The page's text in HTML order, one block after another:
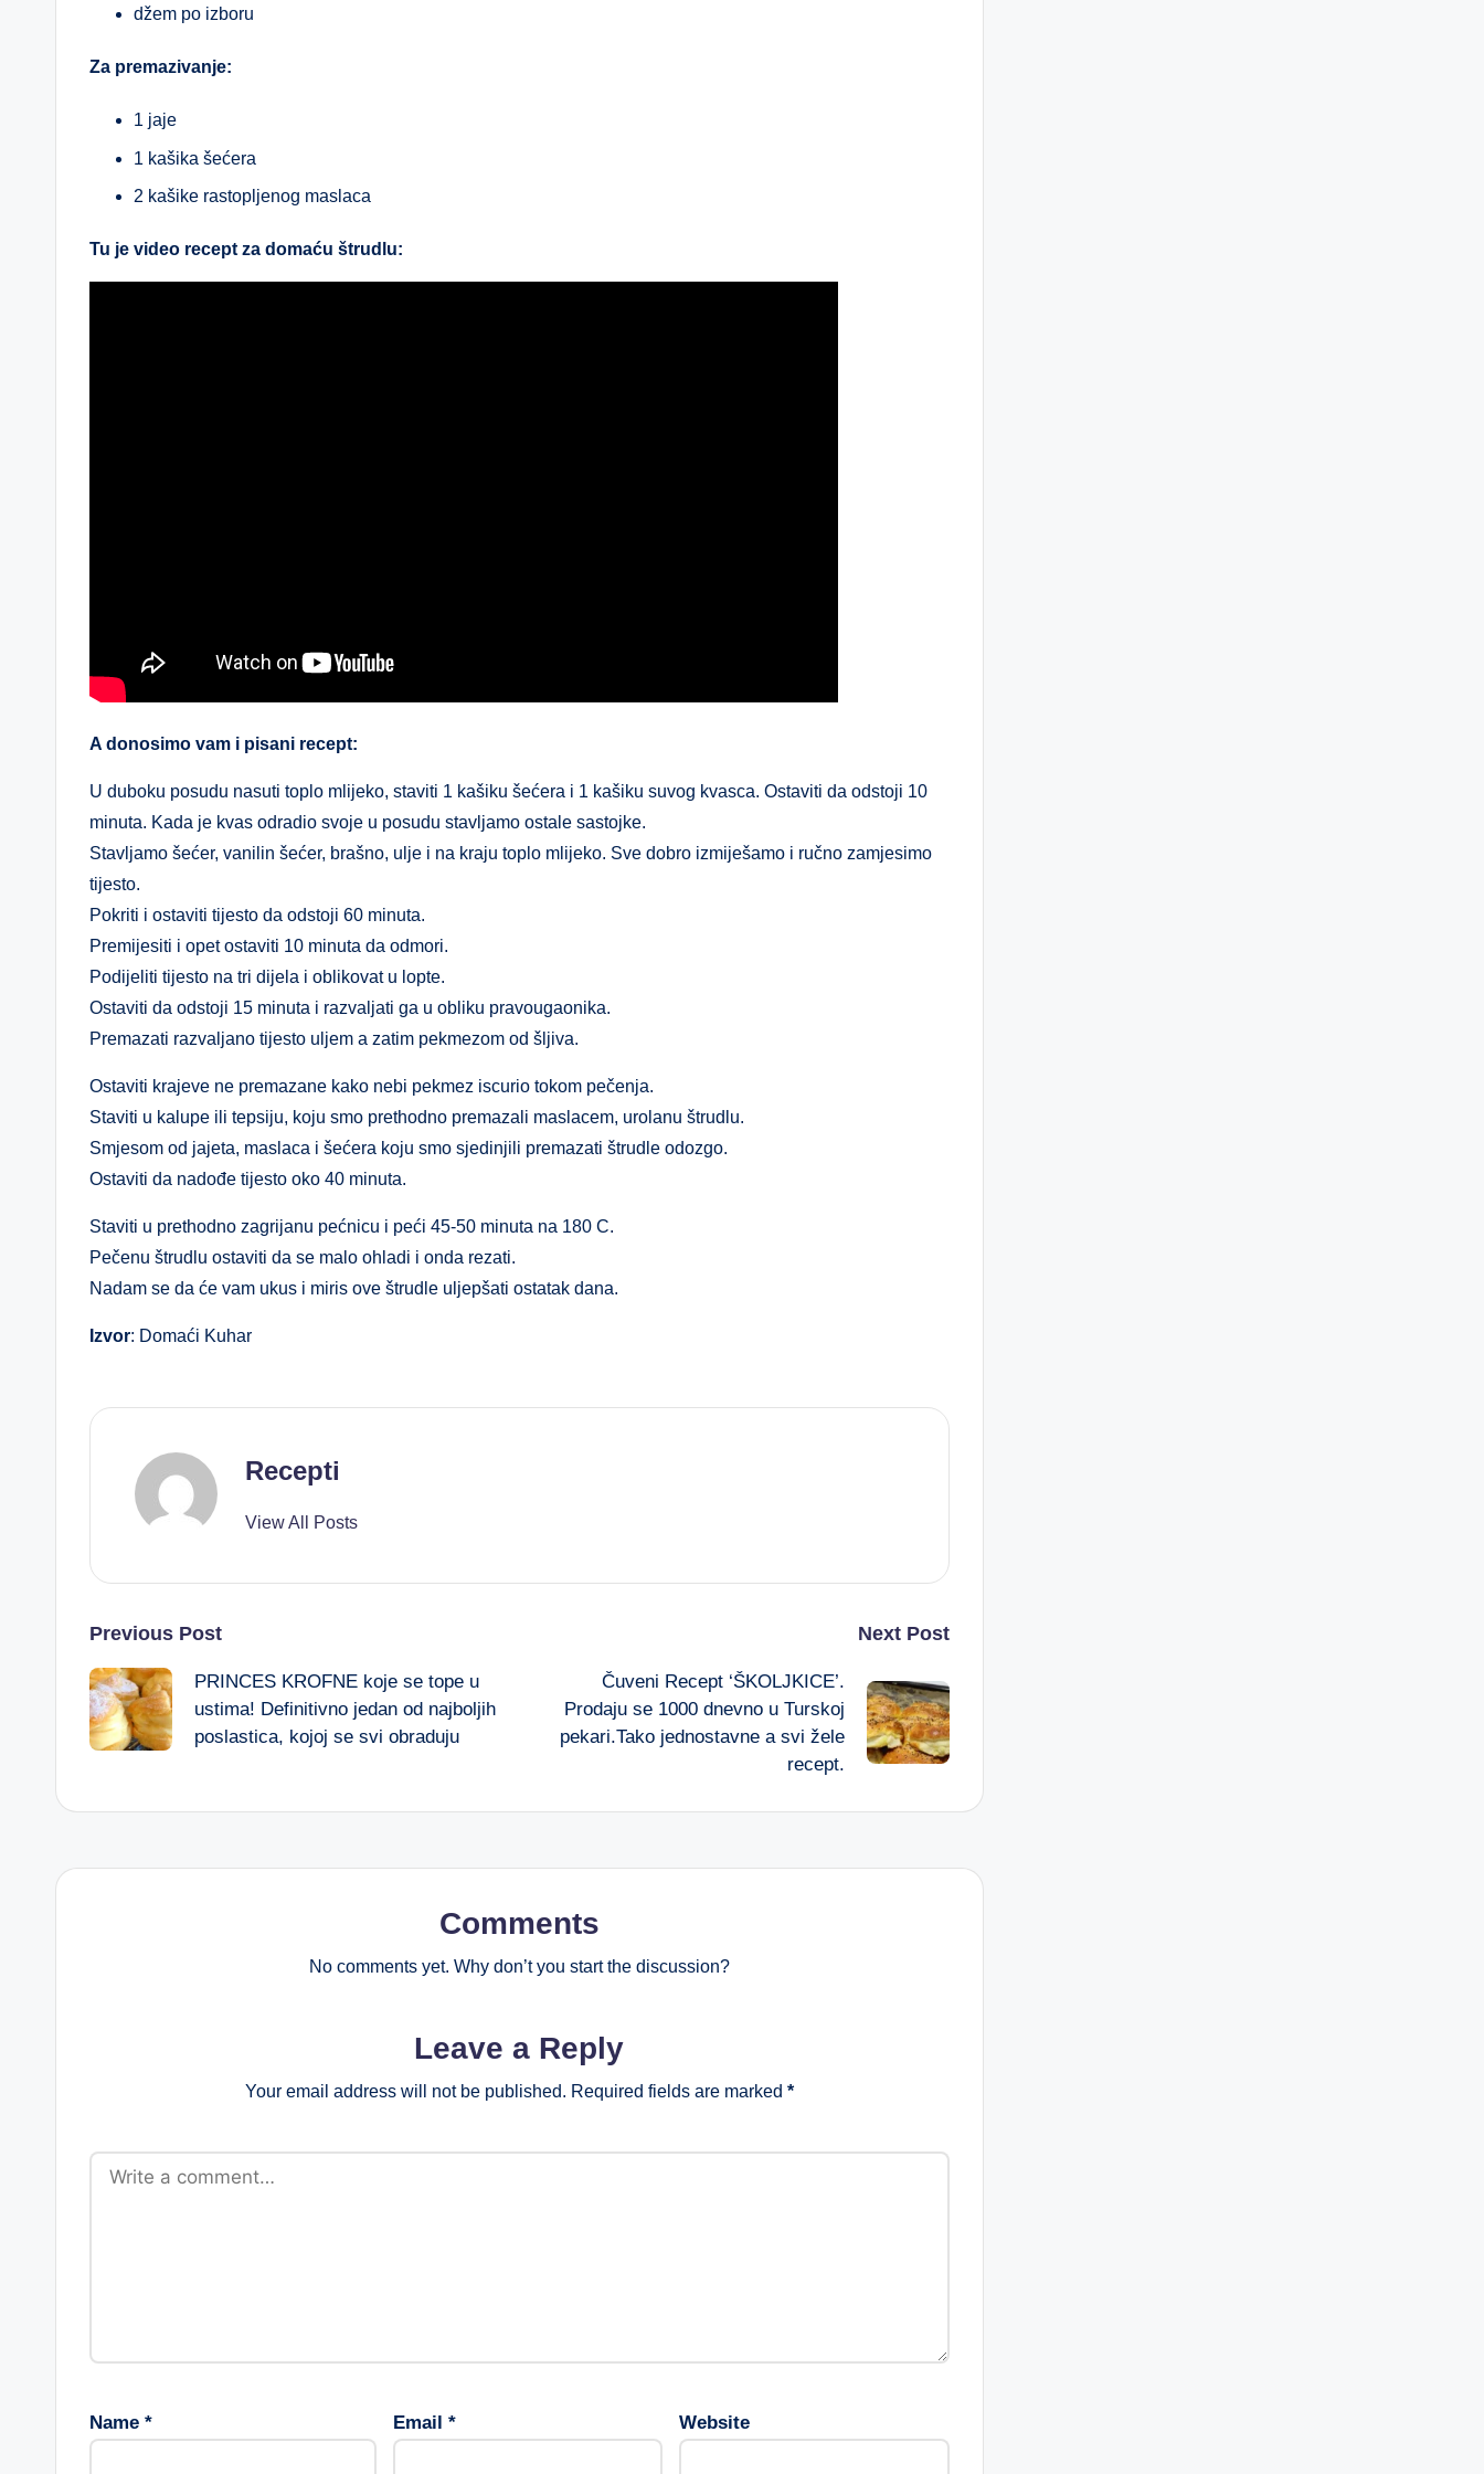
džem po izboru
Za premazivanje:
1 jaje
1 kašika šećera
2 kašike rastopljenog maslaca
Tu je video recept za domaću štrudlu:
A donosimo vam i pisani recept:
U duboku posudu nasuti toplo mlijeko, staviti 1 kašiku šećera i 1 kašiku suvog kvasca. Ostaviti da odstoji 10
minuta. Kada je kvas odradio svoje u posudu stavljamo ostale sastojke.
Stavljamo šećer, vanilin šećer, brašno, ulje i na kraju toplo mlijeko. Sve dobro izmiješamo i ručno zamjesimo
tijesto.
Pokriti i ostaviti tijesto da odstoji 60 minuta.
Premijesiti i opet ostaviti 10 minuta da odmori.
Podijeliti tijesto na tri dijela i oblikovat u lopte.
Ostaviti da odstoji 15 minuta i razvaljati ga u obliku pravougaonika.
Premazati razvaljano tijesto uljem a zatim pekmezom od šljiva.
Ostaviti krajeve ne premazane kako nebi pekmez iscurio tokom pečenja.
Staviti u kalupe ili tepsiju, koju smo prethodno premazali maslacem, urolanu štrudlu.
Smjesom od jajeta, maslaca i šećera koju smo sjedinjili premazati štrudle odozgo.
Ostaviti da nadođe tijesto oko 40 minuta.
Staviti u prethodno zagrijanu pećnicu i peći 45-50 minuta na 180 C.
Pečenu štrudlu ostaviti da se malo ohladi i onda rezati.
Nadam se da će vam ukus i miris ove štrudle uljepšati ostatak dana.
Izvor: Domaći Kuhar
Recepti
View All Posts
Post
navigation
Previous Post
PRINCES KROFNE koje se tope u
ustima! Definitivno jedan od najboljih
poslastica, kojoj se svi obraduju
Next Post
Čuveni Recept ‘ŠKOLJKICE’.
Prodaju se 1000 dnevno u Turskoj
pekari.Tako jednostavne a svi žele
recept.
Comments
No comments yet. Why don’t you start the discussion?
Leave a Reply
Your email address will not be published. Required fields are marked *
Name * Email * Website